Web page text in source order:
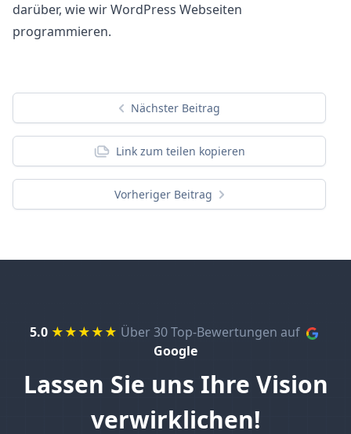
darüber, wie wirWordPress Webseiten
programmieren.
Nächster Beitrag
Link zum teilen kopieren
Vorheriger Beitrag
5.0 ★★★★★ Über 30 Top-Bewertungen auf
Google
Lassen Sie uns Ihre Vision
verwirklichen!